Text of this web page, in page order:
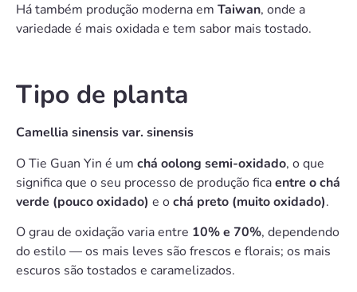
Há também produção moderna em Taiwan, onde a
variedade é mais oxidada e tem sabor mais tostado.
Tipo de planta
Camellia sinensis var. sinensis
O Tie Guan Yin é um chá oolong semi-oxidado, o que
significa que o seu processo de produção ficaentre o chá
verde (pouco oxidado) e ochá preto (muito oxidado).
O grau de oxidação varia entre 10% e 70%, dependendo
do estilo — os mais leves são frescos e florais; os mais
escuros são tostados e caramelizados.